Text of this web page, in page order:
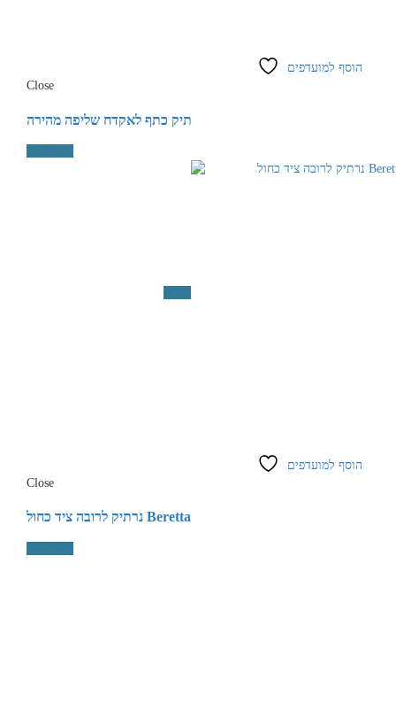
הוסף למועדפים
Close
תיק כתף לאקדח שליפה מהירה
הוסף לסל
-10%
הוסף למועדפים
Close
נרתיק לרובה ציד כחול Beretta
הוסף לסל